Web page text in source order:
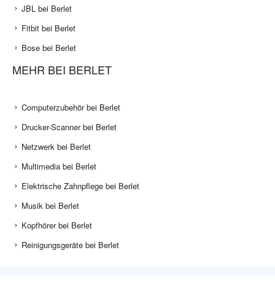
JBL bei Berlet
Fitbit bei Berlet
Bose bei Berlet
MEHR BEI BERLET
Computerzubehör bei Berlet
Drucker-Scanner bei Berlet
Netzwerk bei Berlet
Multimedia bei Berlet
Elektrische Zahnpflege bei Berlet
Musik bei Berlet
Kopfhörer bei Berlet
Reinigungsgeräte bei Berlet